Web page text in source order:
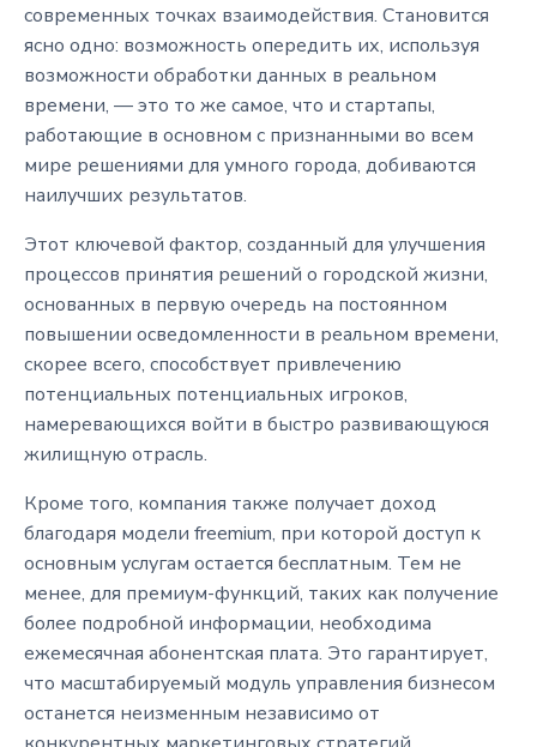
современных точках взаимодействия. Становится
ясно одно: возможность опередить их, используя
возможности обработки данных в реальном
времени, — это то же самое, что и стартапы,
работающие в основном с признанными во всем
мире решениями для умного города, добиваются
наилучших результатов.
Этот ключевой фактор, созданный для улучшения
процессов принятия решений о городской жизни,
основанных в первую очередь на постоянном
повышении осведомленности в реальном времени,
скорее всего, способствует привлечению
потенциальных потенциальных игроков,
намеревающихся войти в быстро развивающуюся
жилищную отрасль.
Кроме того, компания также получает доход
благодаря модели freemium, при которой доступ к
основным услугам остается бесплатным. Тем не
менее, для премиум-функций, таких как получение
более подробной информации, необходима
ежемесячная абонентская плата. Это гарантирует,
что масштабируемый модуль управления бизнесом
останется неизменным независимо от